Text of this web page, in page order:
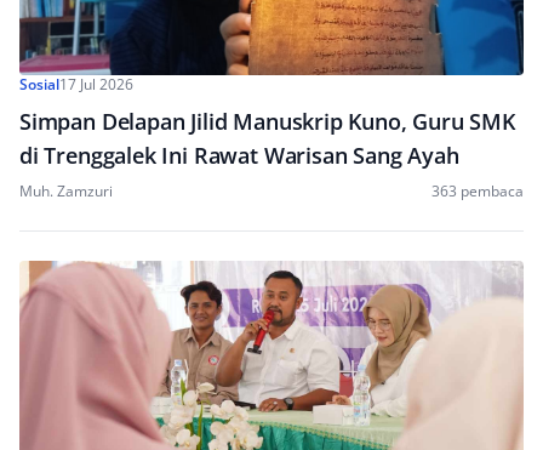
Sosial17 Jul 2026
Simpan Delapan Jilid Manuskrip Kuno, Guru SMK
di Trenggalek Ini Rawat Warisan Sang Ayah
Muh. Zamzuri 363 pembaca